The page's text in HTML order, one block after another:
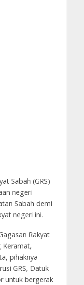
Sabah (GRS)
negeri
Sabah demi
negeri ini.
Rakyat
Keramat,
pihaknya
GRS, Datuk
untuk bergerak